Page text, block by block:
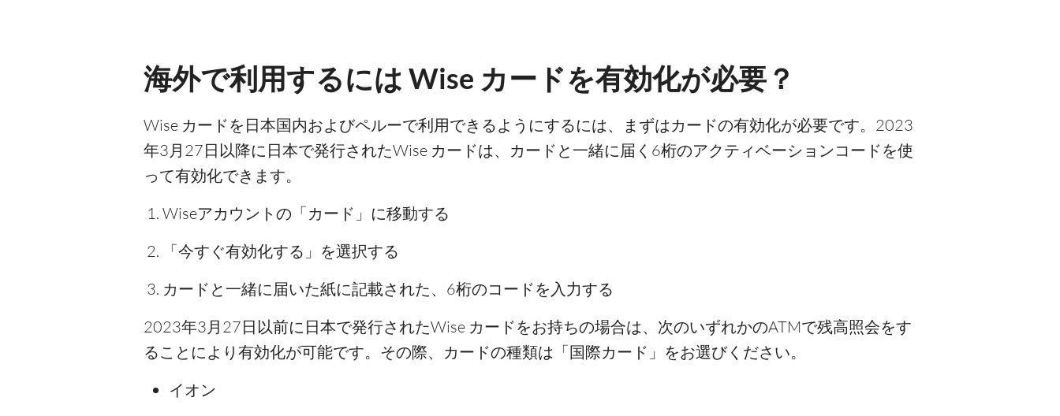
海外で利用するには Wise カードを有効化が必要？
Wise カードを日本国内およびペルーで利用できるようにするには、まずはカードの有効化が必要です。2023
年3月27日以降に日本で発行されたWise カードは、カードと一緒に届く6桁のアクティベーションコードを使
って有効化できます。
Wiseアカウントの「カード」に移動する
「今すぐ有効化する」を選択する
カードと一緒に届いた紙に記載された、6桁のコードを入力する
2023年3月27日以前に日本で発行されたWise カードをお持ちの場合は、次のいずれかのATMで残高照会をす
ることにより有効化が可能です。その際、カードの種類は「国際カード」をお選びください。
イオン